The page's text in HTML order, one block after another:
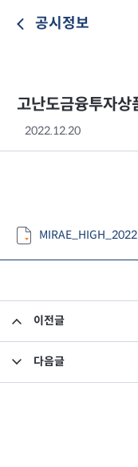
공시정보
고난도금융투자
2022.12.20
이전글
다음글